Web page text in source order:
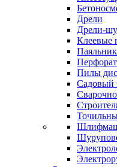
Дрели
Дрели-
Клеевые
Пилы
Садовый